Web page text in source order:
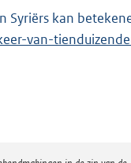
Syriërs kan
van-